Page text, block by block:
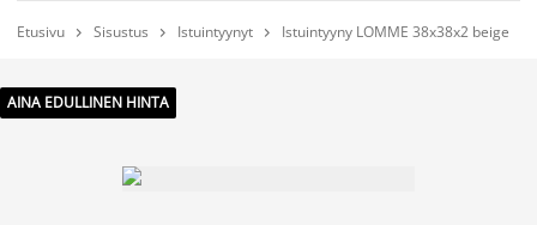
Etusivu  Sisustus  Istuintyynyt  Istuintyyny LOMME 38x38x2 beige
AINA EDULLINEN HINTA